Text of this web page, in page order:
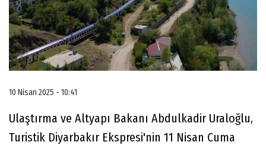
10 Nisan 2025 - 10:41
Ulaştırma ve Altyapı Bakanı Abdulkadir Uraloğlu,
Turistik Diyarbakır Ekspresi'nin 11 Nisan Cuma